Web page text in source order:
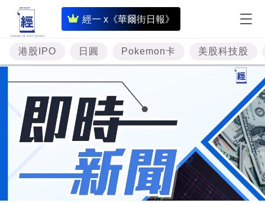
經一 x《華爾街日報》
即
時
財
經
專
題
投
資
樓
市
港股IPO 日圓 Pokemon卡 美股科技股